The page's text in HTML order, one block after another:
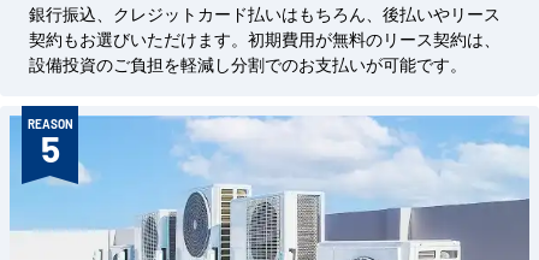
銀行振込、クレジットカード払いはもちろん、後払いやリース
契約もお選びいただけます。初期費用が無料のリース契約は、
設備投資のご負担を軽減し分割でのお支払いが可能です。
REASON
5